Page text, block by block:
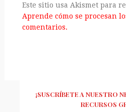
Este sitio usa Akismet para
Aprende cómo se procesan
comentarios.
¡SUSCRÍBETE A NUESTRO
RECURSOS